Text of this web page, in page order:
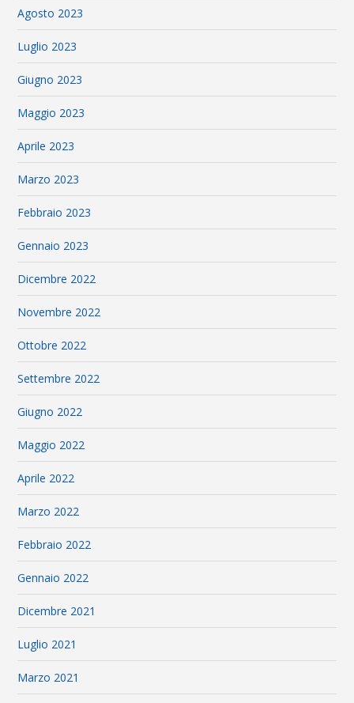
Agosto 2023
Luglio 2023
Giugno 2023
Maggio 2023
Aprile 2023
Marzo 2023
Febbraio 2023
Gennaio 2023
Dicembre 2022
Novembre 2022
Ottobre 2022
Settembre 2022
Giugno 2022
Maggio 2022
Aprile 2022
Marzo 2022
Febbraio 2022
Gennaio 2022
Dicembre 2021
Luglio 2021
Marzo 2021